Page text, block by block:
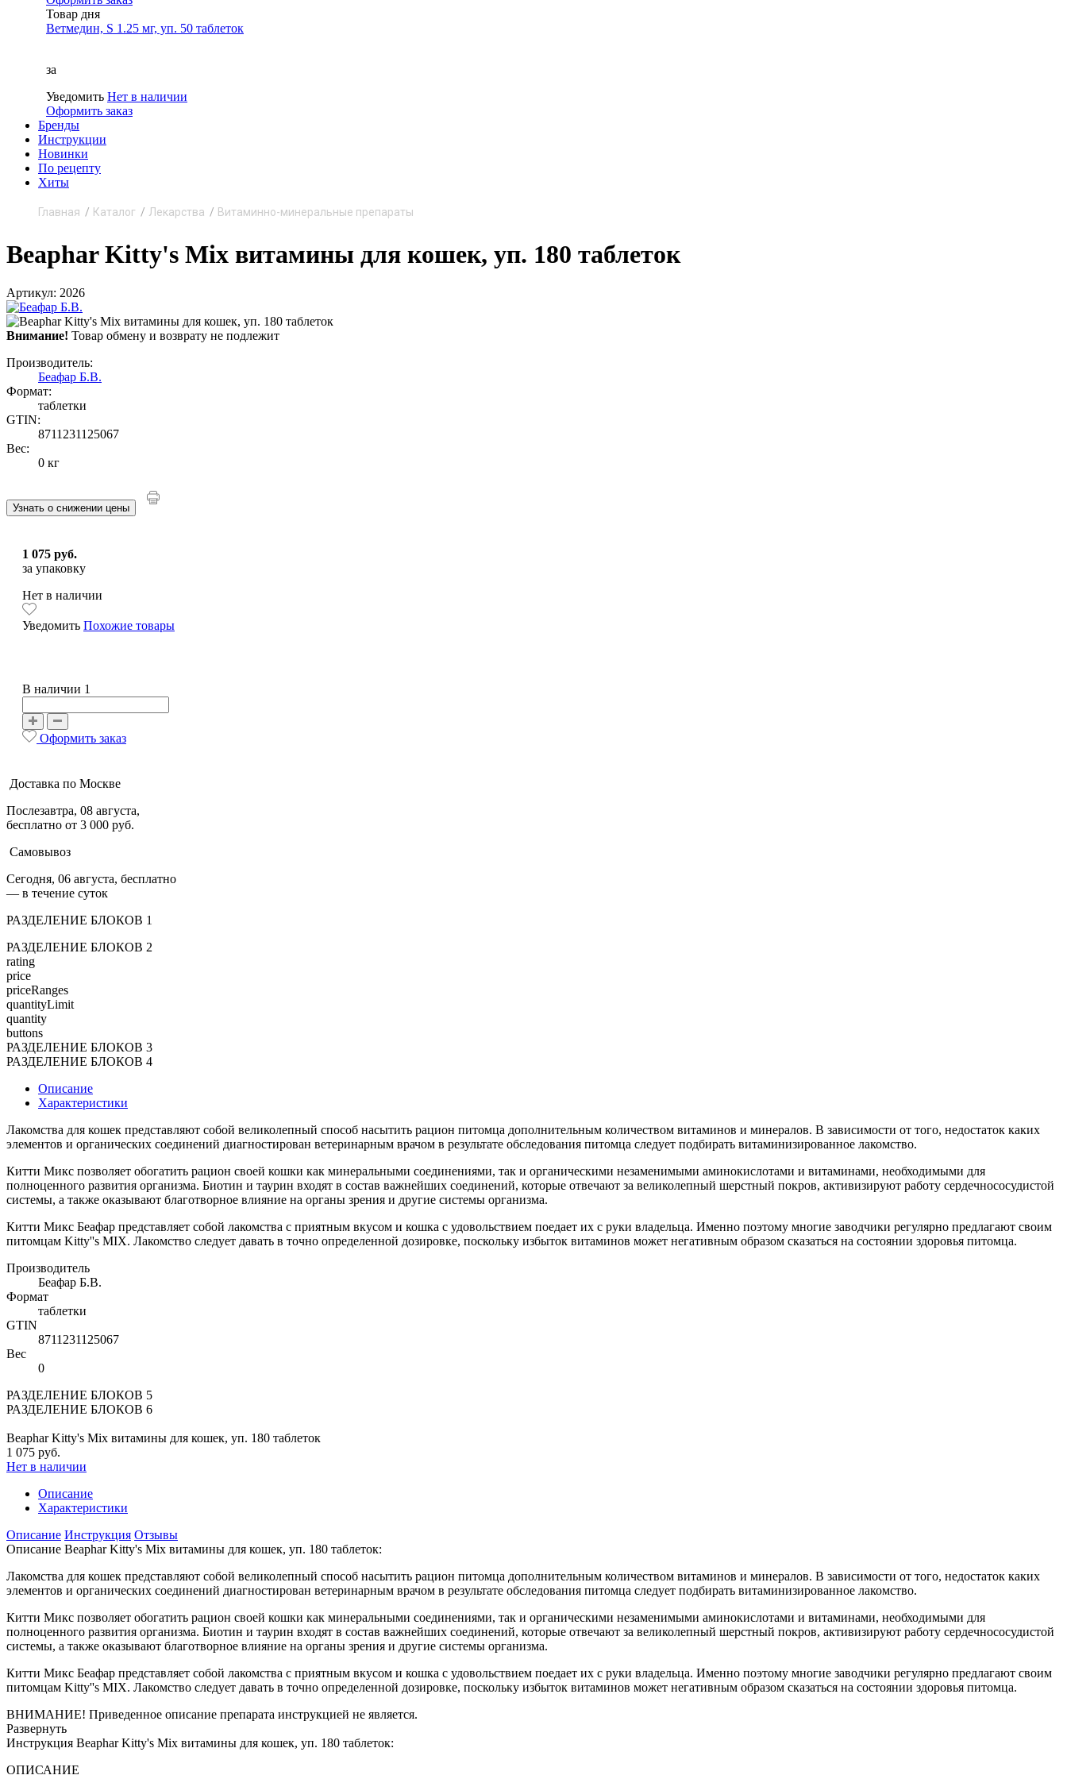
Товар дня
Ветмедин, S 1.25 мг, уп. 50 таблеток
за
Уведомить Нет в наличии
Оформить заказ
Бренды
Инструкции
Новинки
По рецепту
Хиты
Главная Каталог Лекарства Витаминно-минеральные препараты
Beaphar Kitty's Mix витамины для кошек, уп. 180 таблеток
Артикул: 2026
Внимание! Товар обмену и возврату не подлежит
Производитель:
Беафар Б.В.
Формат:
таблетки
GTIN:
8711231125067
Вес:
0 кг
Узнать о снижении цены
1 075 руб.
за упаковку
Нет в наличии
Уведомить Похожие товары
В наличии 1
Оформить заказ
Доставка по Москве
Послезавтра, 08 августа,
бесплатно от 3 000 руб.
Самовывоз
Сегодня, 06 августа, бесплатно
— в течение суток
РАЗДЕЛЕНИЕ БЛОКОВ 1
РАЗДЕЛЕНИЕ БЛОКОВ 2
rating
price
priceRanges
quantityLimit
quantity
buttons
РАЗДЕЛЕНИЕ БЛОКОВ 3
РАЗДЕЛЕНИЕ БЛОКОВ 4
Описание
Характеристики
Лакомства для кошек представляют собой великолепный способ насытить рацион питомца дополнительным количеством витаминов и минералов. В зависимости от того, недостаток каких
элементов и органических соединений диагностирован ветеринарным врачом в результате обследования питомца следует подбирать витаминизированное лакомство.
Китти Микс позволяет обогатить рацион своей кошки как минеральными соединениями, так и органическими незаменимыми аминокислотами и витаминами, необходимыми для
полноценного развития организма. Биотин и таурин входят в состав важнейших соединений, которые отвечают за великолепный шерстный покров, активизируют работу сердечнососудистой
системы, а также оказывают благотворное влияние на органы зрения и другие системы организма.
Китти Микс Беафар представляет собой лакомства с приятным вкусом и кошка с удовольствием поедает их с руки владельца. Именно поэтому многие заводчики регулярно предлагают своим
питомцам Kitty''s MIX. Лакомство следует давать в точно определенной дозировке, поскольку избыток витаминов может негативным образом сказаться на состоянии здоровья питомца.
Производитель
Беафар Б.В.
Формат
таблетки
GTIN
8711231125067
Вес
0
РАЗДЕЛЕНИЕ БЛОКОВ 5
РАЗДЕЛЕНИЕ БЛОКОВ 6
Beaphar Kitty's Mix витамины для кошек, уп. 180 таблеток
1 075 руб.
Нет в наличии
Описание
Характеристики
Описание Инструкция Отзывы
Описание Beaphar Kitty's Mix витамины для кошек, уп. 180 таблеток:
Лакомства для кошек представляют собой великолепный способ насытить рацион питомца дополнительным количеством витаминов и минералов. В зависимости от того, недостаток каких
элементов и органических соединений диагностирован ветеринарным врачом в результате обследования питомца следует подбирать витаминизированное лакомство.
Китти Микс позволяет обогатить рацион своей кошки как минеральными соединениями, так и органическими незаменимыми аминокислотами и витаминами, необходимыми для
полноценного развития организма. Биотин и таурин входят в состав важнейших соединений, которые отвечают за великолепный шерстный покров, активизируют работу сердечнососудистой
системы, а также оказывают благотворное влияние на органы зрения и другие системы организма.
Китти Микс Беафар представляет собой лакомства с приятным вкусом и кошка с удовольствием поедает их с руки владельца. Именно поэтому многие заводчики регулярно предлагают своим
питомцам Kitty''s MIX. Лакомство следует давать в точно определенной дозировке, поскольку избыток витаминов может негативным образом сказаться на состоянии здоровья питомца.
ВНИМАНИЕ! Приведенное описание препарата инструкцией не является.
Развернуть
Инструкция Beaphar Kitty's Mix витамины для кошек, уп. 180 таблеток:
ОПИСАНИЕ